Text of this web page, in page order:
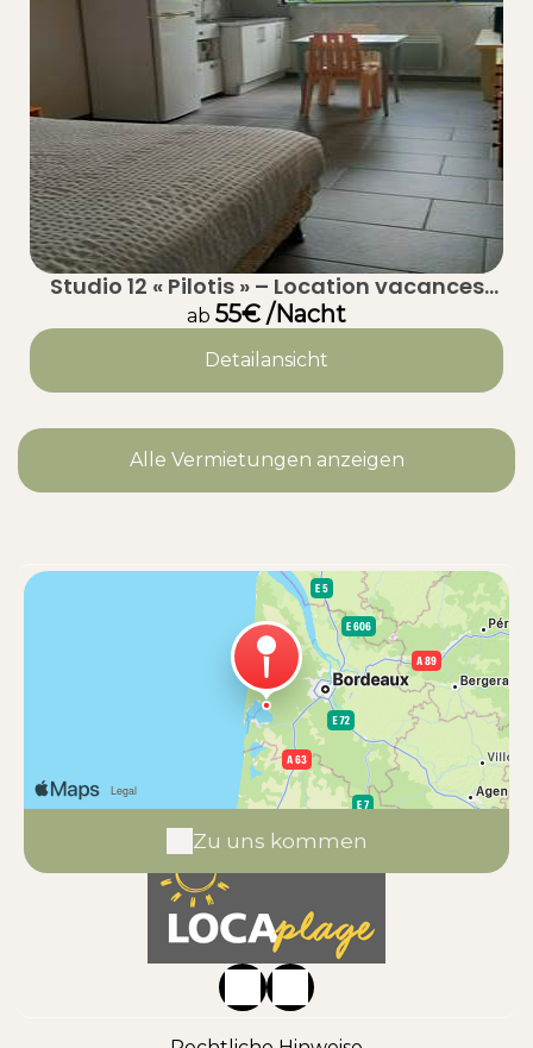
Studio 12 « Pilotis » – Location vacances
calme à Taussat (Lanton) – Bassin
d’Arcachon
ab 55€ /Nacht
Detailansicht
Alle Vermietungen anzeigen
Zu uns kommen